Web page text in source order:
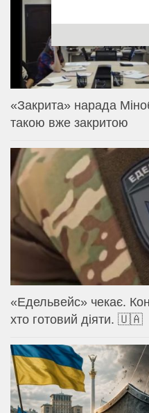
«Закрита» нарада
такою вже закритою
«Едельвейс» чекає.
хто готовий діяти. 🇺🇦